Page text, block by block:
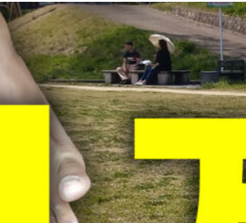
裸足の基礎知識
裸足ウォークの始め方
裸足ランの基礎
裸足で楽しむときの注意点
カテゴ
リー
news(7)
ブログ(25)